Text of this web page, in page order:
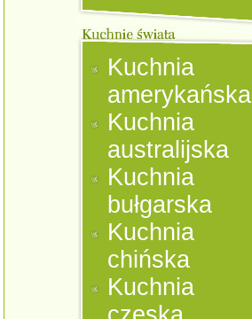
Kuchnia
amerykańska
Kuchnia
australijska
Kuchnia
bułgarska
Kuchnia
chińska
Kuchnia